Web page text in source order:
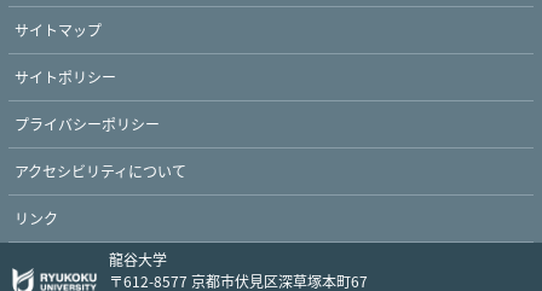
Twitter FacebookYouTube
サイトマップ
サイトポリシー
プライバシーポリシー
アクセシビリティについて
リンク
龍谷大学
〒612-8577 京都市伏見区深草塚本町67